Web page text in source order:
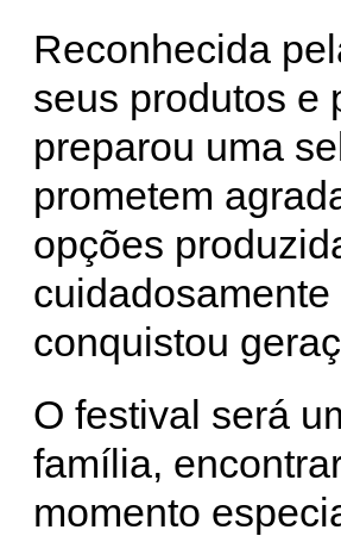
Reconhecida
seus produtos e
preparou uma
prometem
opções
conquistou
O festival será
família,
momento